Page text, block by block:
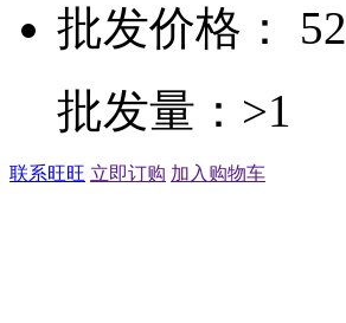
批发价格： 52
批发量：>1
联系旺旺 立即订购 加入购物车